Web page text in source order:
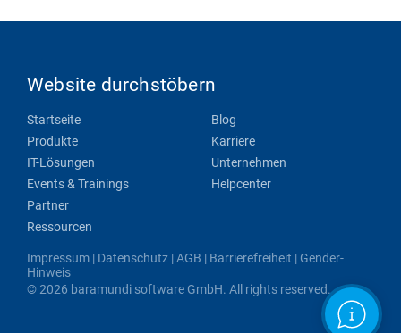
Website durchstöbern
Startseite
Produkte
IT-Lösungen
Events & Trainings
Partner
Ressourcen
Blog
Karriere
Unternehmen
Helpcenter
Impressum | Datenschutz |AGB | Barrierefreiheit | Gender-
Hinweis
© 2026 baramundi software GmbH. All rights reserved.